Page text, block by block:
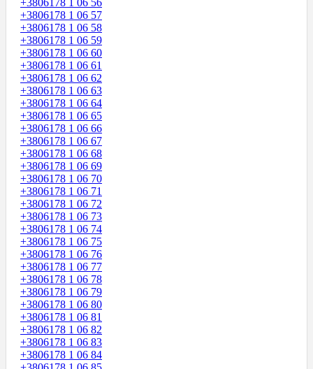
+3806178 1 06 56
+3806178 1 06 57
+3806178 1 06 58
+3806178 1 06 59
+3806178 1 06 60
+3806178 1 06 61
+3806178 1 06 62
+3806178 1 06 63
+3806178 1 06 64
+3806178 1 06 65
+3806178 1 06 66
+3806178 1 06 67
+3806178 1 06 68
+3806178 1 06 69
+3806178 1 06 70
+3806178 1 06 71
+3806178 1 06 72
+3806178 1 06 73
+3806178 1 06 74
+3806178 1 06 75
+3806178 1 06 76
+3806178 1 06 77
+3806178 1 06 78
+3806178 1 06 79
+3806178 1 06 80
+3806178 1 06 81
+3806178 1 06 82
+3806178 1 06 83
+3806178 1 06 84